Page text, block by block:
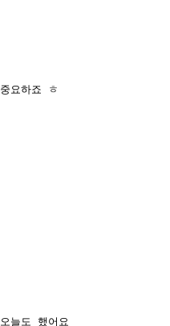
요하죠 ㅎ
늘도 했어요